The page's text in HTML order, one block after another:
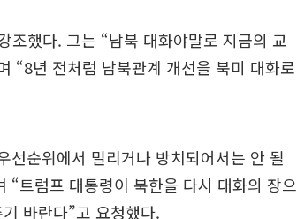
조했다. 그는 “남북 대화야말로 지금의 교
“8년 전처럼 남북관계 개선을 북미 대화로
선순위에서 밀리거나 방치되어서는 안 될
“트럼프 대통령이 북한을 다시 대화의 장으
바란다”고 요청했다.